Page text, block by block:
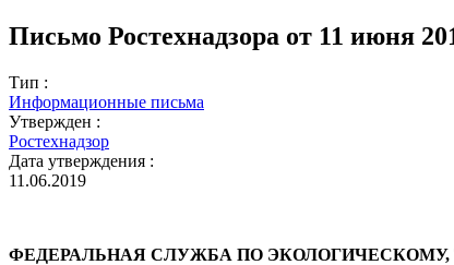
Письмо Ростехнадзора от 11 июня
Тип :
Информационные письма
Утвержден :
Ростехнадзор
Дата утверждения :
11.06.2019
ФЕДЕРАЛЬНАЯ СЛУЖБА ПО